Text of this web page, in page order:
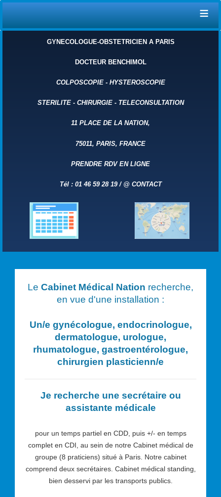
≡
GYNECOLOGUE-OBSTETRICIEN A PARIS
DOCTEUR BENCHIMOL
COLPOSCOPIE- HYSTEROSCOPIE
STERILITE- CHIRURGIE- TELECONSULTATION
11 PLACE DE LA NATION,
75011, PARIS, FRANCE
PRENDRE RDV EN LIGNE
Tél : 01 46 59 28 19 / @ CONTACT
Le Cabinet Médical Nation recherche,
en vue d'une installation :
Un/e gynécologue, endocrinologue,
dermatologue, urologue,
rhumatologue, gastroentérologue,
chirurgien plasticienn/e
Je recherche une secrétaire ou
assistante médicale
pour un temps partiel en CDD, puis +/- en temps
complet en CDI, au sein de notre Cabinet médical de
groupe (8 praticiens) situé à Paris. Notre cabinet
comprend deux secrétaires. Cabinet médical standing,
bien desservi par les transports publics.